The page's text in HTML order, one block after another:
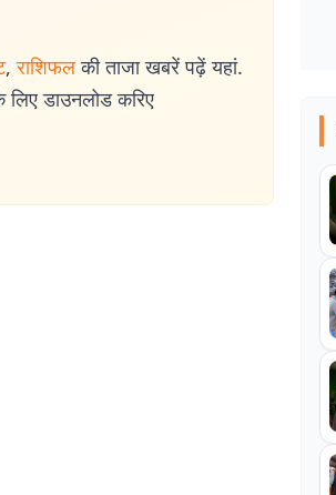
, राशिफल की ताजा खबरें पढ़ें यहां.
डाउनलोड करिए